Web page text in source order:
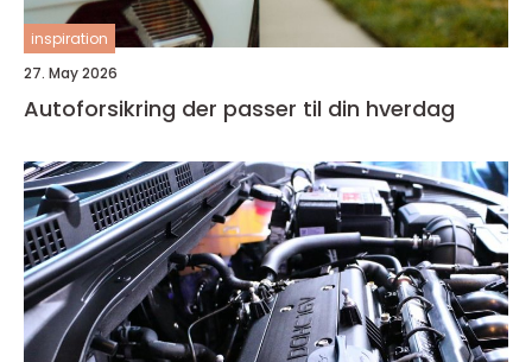
inspiration
27. May 2026
Autoforsikring der passer til din hverdag